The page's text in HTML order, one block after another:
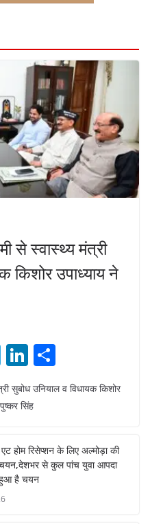
से स्वास्थ्य मंत्री
किशोर उपाध्याय ने
T
el
e
gr
a
m
Li
n
k
dI
n
ar
सुबोध उनियाल व विधायक किशोर
सिंह
होम रिसेप्शन के लिए अल्मोड़ा की
चयन,देशभर से कुल पांच युवा आपदा
है चयन